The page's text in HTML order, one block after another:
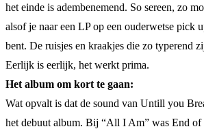
het einde is adembenemend. So sereen, zo
alsof je naar een LP op een ouderwetse pick
bent. De ruisjes en kraakjes die zo typerend
Eerlijk is eerlijk, het werkt prima.
Het album om kort te gaan:
Wat opvalt is dat de sound van Untill you
het debuut album. Bij “All I Am” was End of